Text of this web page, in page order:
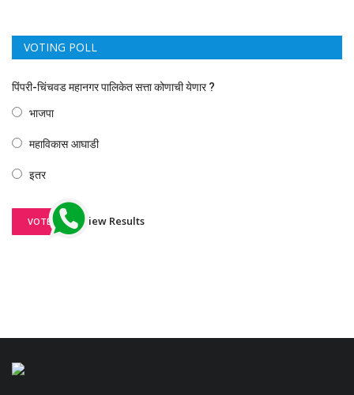
VOTING POLL
पिंपरी-चिंचवड महानगर पालिकेत सत्ता कोणाची येणार ?
भाजपा
महाविकास आघाडी
इतर
VOTE View Results